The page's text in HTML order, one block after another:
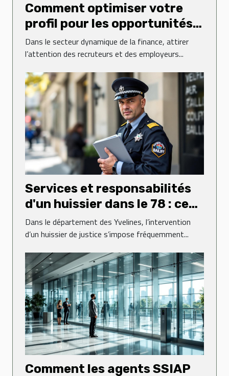
Comment optimiser votre
profil pour les opportunités
en finance ?
Dans le secteur dynamique de la finance, attirer
l’attention des recruteurs et des employeurs...
Services et responsabilités
d'un huissier dans le 78 : ce
qu'il faut savoir
Dans le département des Yvelines, l’intervention
d’un huissier de justice s’impose fréquemment...
Comment les agents SSIAP